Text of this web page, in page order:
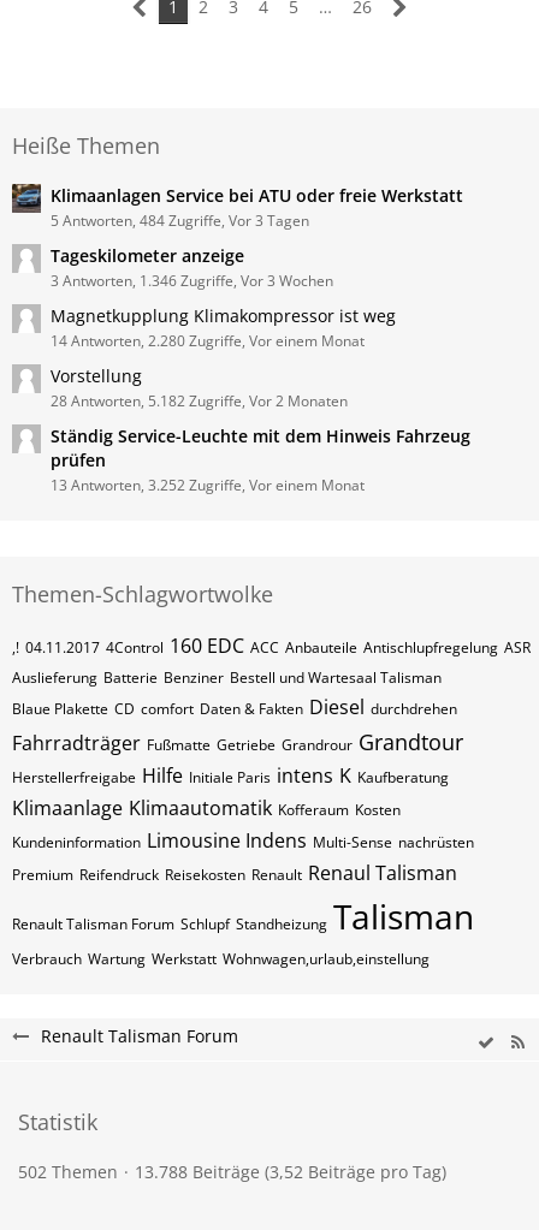
1 2 3 4 5 … 26
Heiße Themen
Klimaanlagen Service bei ATU oder freie Werkstatt
5 Antworten, 484 Zugriffe, Vor 3 Tagen
Tageskilometer anzeige
3 Antworten, 1.346 Zugriffe, Vor 3 Wochen
Magnetkupplung Klimakompressor ist weg
14 Antworten, 2.280 Zugriffe, Vor einem Monat
Vorstellung
28 Antworten, 5.182 Zugriffe, Vor 2 Monaten
Ständig Service-Leuchte mit dem Hinweis Fahrzeug
prüfen
13 Antworten, 3.252 Zugriffe, Vor einem Monat
Themen-Schlagwortwolke
,! 04.11.2017 4Control 160 EDC ACC Anbauteile Antischlupfregelung ASR
Auslieferung Batterie Benziner Bestell und Wartesaal Talisman
Blaue Plakette CD comfort Daten & Fakten Diesel durchdrehen
Fahrradträger Fußmatte Getriebe Grandrour Grandtour
Herstellerfreigabe Hilfe Initiale Paris intens K Kaufberatung
Klimaanlage Klimaautomatik Kofferaum Kosten
Kundeninformation Limousine Indens Multi-Sense nachrüsten
Premium Reifendruck Reisekosten Renault Renaul Talisman
Renault Talisman Forum Schlupf Standheizung Talisman
Verbrauch Wartung Werkstatt Wohnwagen,urlaub,einstellung
Renault Talisman Forum
Statistik
502 Themen 13.788 Beiträge (3,52 Beiträge pro Tag)